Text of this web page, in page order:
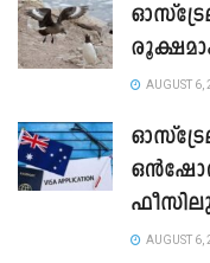
AUGUST 6,
AUGUST 6,